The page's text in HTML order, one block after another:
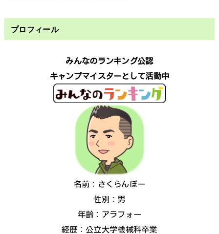
プロフィール
みんなのランキング公認
キャンプマイスターとして活動中
名前：さくらんぼー
性別：男
年齢：アラフォー
経歴：公立大学機械科卒業